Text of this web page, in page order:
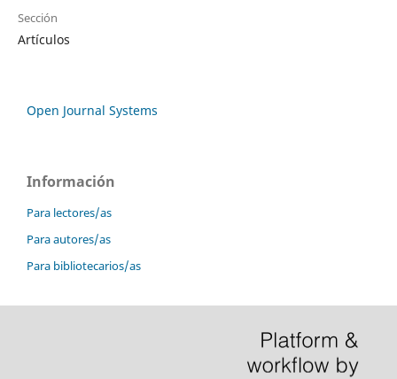
Sección
Artículos
Open Journal Systems
Información
Para lectores/as
Para autores/as
Para bibliotecarios/as